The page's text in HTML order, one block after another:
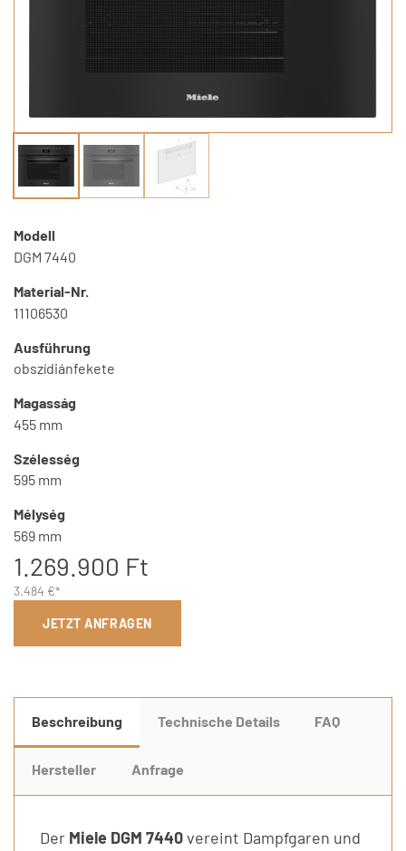
Modell
DGM 7440
Material-Nr.
11106530
Ausführung
obszídiánfekete
Magasság
455 mm
Szélesség
595 mm
Mélység
569 mm
1.269.900 Ft
3.484 €*
JETZT ANFRAGEN
Beschreibung Technische Details FAQ
Hersteller Anfrage
Der Miele DGM 7440vereint Dampfgaren und